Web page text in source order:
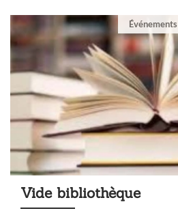
Événements
Vide bibliothèque